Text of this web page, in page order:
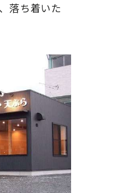
落ち着いた